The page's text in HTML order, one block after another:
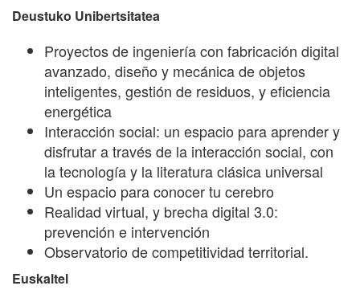
Deustuko Unibertsitatea
Proyectos de ingeniería con fabricación digital
avanzado, diseño y mecánica de objetos
inteligentes, gestión de residuos, y eficiencia
energética
Interacción social: un espacio para aprender y
disfrutar a través de la interacción social, con
la tecnología y la literatura clásica universal
Un espacio para conocer tu cerebro
Realidad virtual, y brecha digital 3.0:
prevención e intervención
Observatorio de competitividad territorial.
Euskaltel